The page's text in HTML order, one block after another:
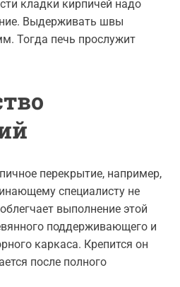
кладки кирпичей надо
Выдерживать швы
Тогда печь прослужит
перекрытие, например,
специалисту не
выполнение этой
поддерживающего и
каркаса. Крепится он
после полного